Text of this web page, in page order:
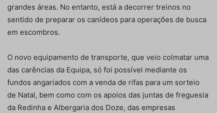
grandes áreas. No entanto, está a decorrer treinos no
sentido de preparar os canídeos para operações de busca
em escombros.
O novo equipamento de transporte, que veio colmatar uma
das carências da Equipa, só foi possível mediante os
fundos angariados com a venda de rifas para um sorteio
de Natal, bem como com os apoios das juntas de freguesia
da Redinha e Albergaria dos Doze, das empresas